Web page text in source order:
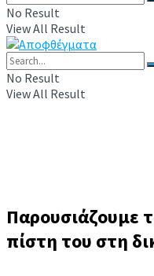
No Result
View All Result
No Result
View All Result
Παρουσιάζουμε
πίστη του στη